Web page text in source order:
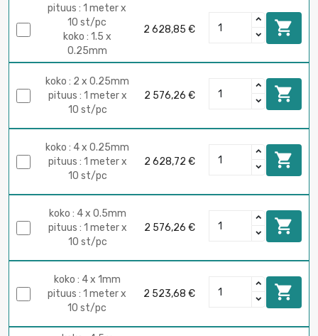
pituus : 1 meter x
10 st/pc
koko : 1.5 x
0.25mm
2 628,85 € 
koko : 2 x 0.25mm
pituus : 1 meter x
10 st/pc
2 576,26 € 
koko : 4 x 0.25mm
pituus : 1 meter x
10 st/pc
2 628,72 € 
koko : 4 x 0.5mm
pituus : 1 meter x
10 st/pc
2 576,26 € 
koko : 4 x 1mm
pituus : 1 meter x
10 st/pc
2 523,68 € 